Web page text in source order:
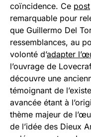
coïncidence. Ce post
remarquable pour
que Guillermo Del
ressemblances, au
volonté d’adapter
l’ouvrage de
découvre une
témoignant de
avancée étant à
thème majeur de
de l’idée des Dieux